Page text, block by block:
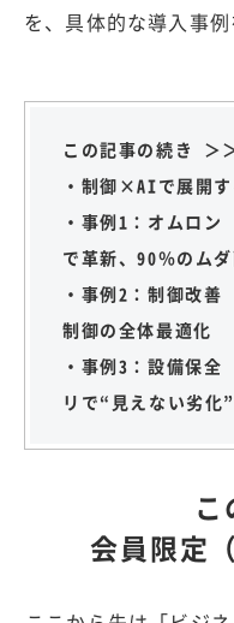
を、具体的な導入事
この記事の続き ＞
・制御×AIで展開
・事例1：オムロ
で革新、90％のム
・事例2：制御改
制御の全体最適化
・事例3：設備保
リで“見えない劣化
こ
会員限定